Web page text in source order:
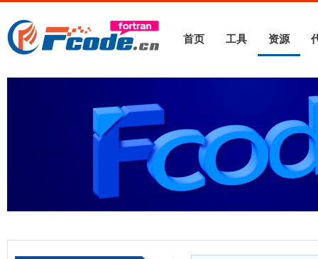
首页 工具 资源